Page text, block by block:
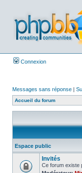
Connexion
Messages sans réponse |
Accueil du forum
Espace public
Invités
Ce forum existe